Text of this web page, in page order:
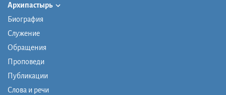
Архипастырь
Биография
Служение
Обращения
Проповеди
Публикации
Слова и речи